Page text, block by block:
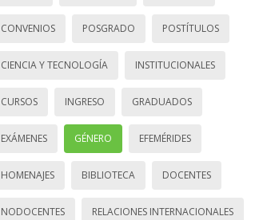
CONVENIOS POSGRADO POSTÍTULOS
CIENCIA Y TECNOLOGÍA INSTITUCIONALES
CURSOS INGRESO GRADUADOS
EXÁMENES GÉNERO EFEMÉRIDES
HOMENAJES BIBLIOTECA DOCENTES
NODOCENTES RELACIONES INTERNACIONALES